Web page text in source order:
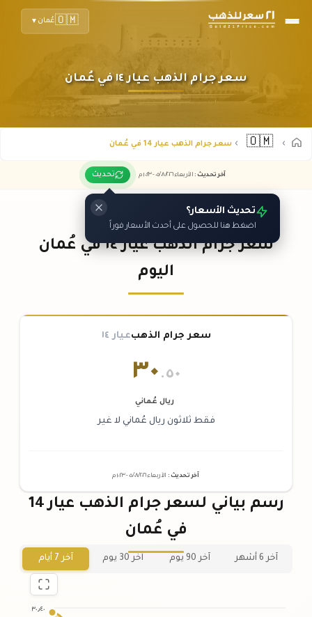
🇴🇲عُمان ▼
سعر جرام الذهب عيار ١٤ في عُمان
🇴🇲 سعر جرام الذهب عيار 14 في عُمان
آخر تحديث : الأربعاء ٠٥ /٠٨/٢٠٢٦ - ١٠:٢٣م تحديث
تحديث الأسعار؟
اضغط هنا للحصول على أحدث الأسعار فوراً
سعر جرام الذهب عيار ١٤ في عُمان
اليوم
سعر جرام الذهبعيار ١٤
٣٠ .٥٠
ريال عُماني
فقط ثلاثون ريال عُماني لا غير
آخر تحديث : الأربعاء ٠٥ /٠٨/٢٠٢٦ - ١٠:٢٣ م
رسم بياني لسعر جرام الذهب عيار 14
في عُمان
آخر 6 أشهر آخر 90 يوم آخر 30 يوم آخر 7 أيام
٣٠٫٤٠